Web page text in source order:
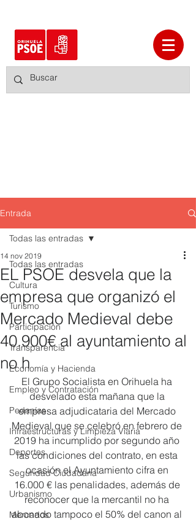
Entrada
Todas las entradas
Cultura
Turismo
Participación
Transparencia
Economía y Hacienda
Empleo y Contratación
Pedanías
Infraestructuras y Limpieza Viaria
Deportes
Seguridad Ciudadana
Urbanismo
Mercados
Todas las entradas
EL PSOE desvela que la
empresa que organizó el
Mercado Medieval debe
40.900€ al ayuntamiento al
no h
14 nov 2019
El Grupo Socialista en Orihuela ha
desvelado esta mañana que la
empresa adjudicataria del Mercado
Medieval que se celebró en febrero de
2019 ha incumplido por segundo año
las condiciones del contrato, en esta
ocasión el Ayuntamiento cifra en
16.000 € las penalidades, además de
reconocer que la mercantil no ha
abonado tampoco el 50% del canon al